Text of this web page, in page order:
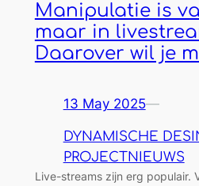
Manipulatie is
maar in
Daarover wil je
13 May 2025—
DYNAMISCHE
PROJECTNIEUWS
Live-streams zijn erg populair.